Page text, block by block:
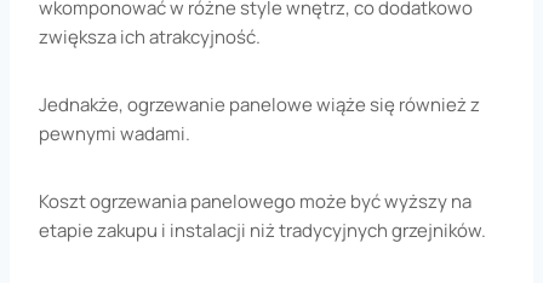
wkomponować w różne style wnętrz, co dodatkowo
zwiększa ich atrakcyjność.
Jednakże, ogrzewanie panelowe wiąże się również z
pewnymi wadami.
Koszt ogrzewania panelowego może być wyższy na
etapie zakupu i instalacji niż tradycyjnych grzejników.